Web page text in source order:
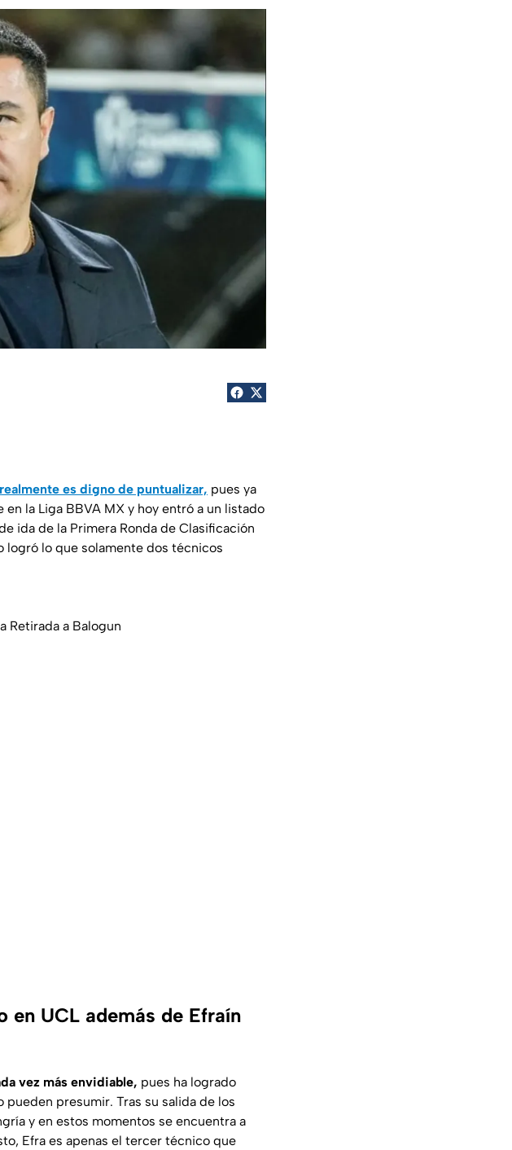
es digno de puntualizar, pues ya
la Liga BBVA MX y hoy entró a un listado
ida de la Primera Ronda de Clasificación
logró lo que solamente dos técnicos
Retirada a Balogun
en UCL además de Efraín
vez más envidiable, pues ha logrado
presumir. Tras su salida de los
y en estos momentos se encuentra a
Efra es apenas el tercer técnico que